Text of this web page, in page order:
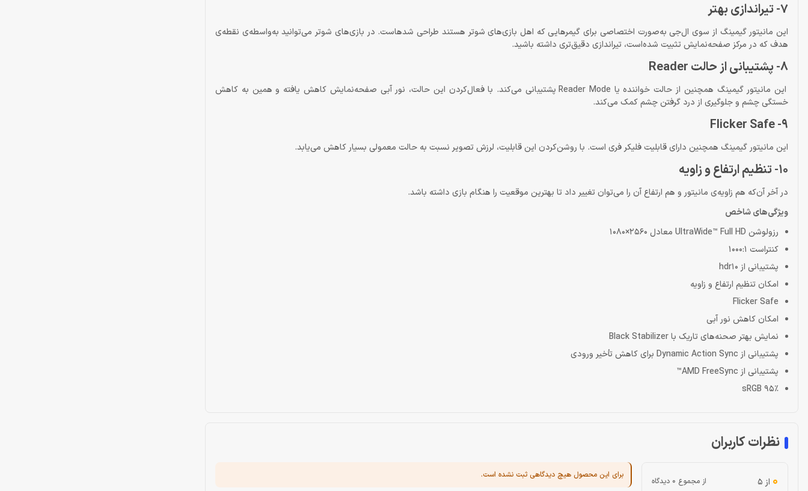
7- تیراندازی بهتر
این مانیتور گیمینگ از سوی ال‌جی به‌صورت اختصاصی برای گیمرهایی که اهل بازی‌های شوتر هستند طراحی شده‎است. در بازی‌های شوتر می‌توانید به‌واسطه‌ی نقطه‌ی
هدف که در مرکز صفحه‌نمایش تثبیت شده‌است، تیراندازی دقیق‌تری داشته باشید.
8- پشتیبانی از حالت Reader
این مانیتور گیمینگ همچنین از حالت خواننده یا Reader Mode پشتیبانی می‌کند. با فعال‌کردن این حالت، نور آبی صفحه‌نمایش کاهش یافته و همین به کاهش
خستگی چشم و جلوگیری از درد گرفتن چشم کمک می‌کند.
9- Flicker Safe
این مانیتور گیمینگ همچنین دارای قابلیت فلیکر فری است. با روشن‌کردن این قابلیت، لرزش تصویر نسبت به حالت معمولی بسیار کاهش می‌یابد.
10- تنظیم ارتفاع و زاویه
در آخر آن‌که هم زاویه‌ی مانیتور و هم ارتفاع آن را می‌توان تغییر داد تا بهترین موقعیت را هنگام بازی داشته باشد.
ویژگی‌های شاخص
رزولوشن UltraWide™ Full HD معادل 2560×1080
کنتراست 1000:1
پشتیبانی از hdr10
امکان تنظیم ارتفاع و زاویه
Flicker Safe
امکان کاهش نور آبی
نمایش بهتر صحنه‌های تاریک با Black Stabilizer
پشتیبانی از Dynamic Action Sync برای کاهش تأخیر ورودی
پشتیبانی از AMD FreeSync™
sRGB 95٪
نظرات کاربران
0 از 5 از مجموع 0 دیدگاه
برای این محصول هیچ دیدگاهی ثبت نشده است.